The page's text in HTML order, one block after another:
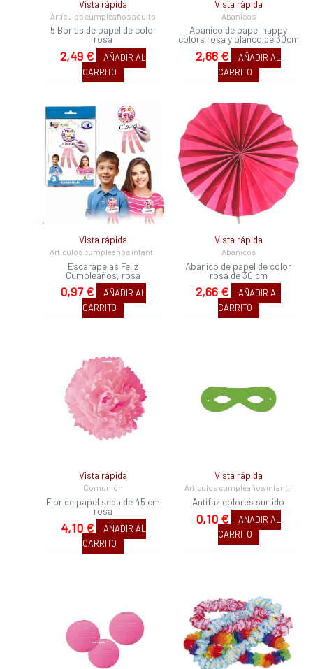
Vista rápida
Artículos cumpleaños adulto
5 Borlas de papel de color
rosa
2,49 €
AÑADIR AL
CARRITO
Vista rápida
Abanicos
Abanico de papel happy
colors rosa y blanco de 30cm
2,66 €
AÑADIR AL
CARRITO
Vista rápida
Artículos cumpleaños infantil
Escarapelas Feliz
Cumpleaños, rosa
0,97€
AÑADIR AL
CARRITO
Vista rápida
Abanicos
Abanico de papel de color
rosa de 30 cm
2,66 €
AÑADIR AL
CARRITO
Vista rápida
Comunión
Flor de papel seda de 45 cm
rosa
4,10 €
AÑADIR AL
CARRITO
Vista rápida
Artículos cumpleaños infantil
Antifaz colores surtido
0,10 €
AÑADIR AL
CARRITO